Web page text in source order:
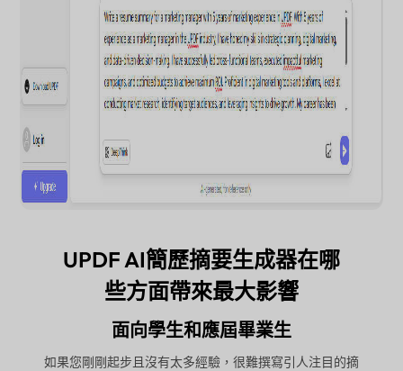
UPDF AI簡歷摘要生成器在哪
些方面帶來最大影響
面向學生和應屆畢業生
如果您剛剛起步且沒有太多經驗，很難撰寫引人注目的摘